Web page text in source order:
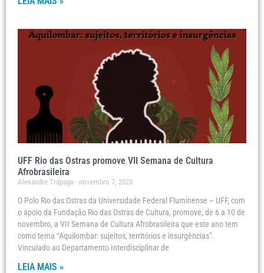
UFF Rio das Ostras promove VII Semana de Cultura
Afrobrasileira
Alexandre Trápaga novembro 7, 2023
O Polo Rio das Ostras da Universidade Federal Fluminense – UFF, com
o apoio da Fundação Rio das Ostras de Cultura, promove, de 6 a 10 de
novembro, a VII Semana de Cultura Afrobrasileira que este ano tem
como tema “Aquilombar: sujeitos, territórios e insurgências”.
Vinculado ao Departamento Interdisciplinar de
LEIA MAIS »